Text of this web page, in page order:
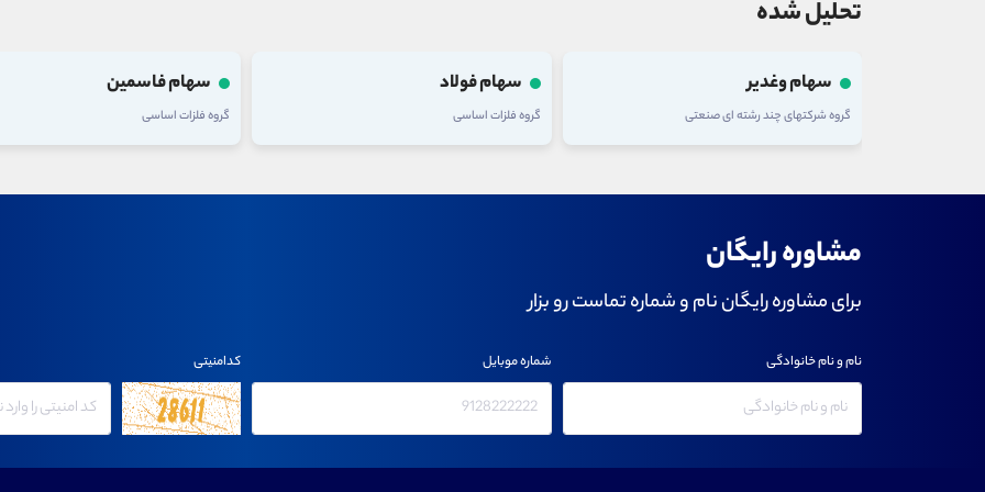
تحلیل شده
سهام وغدیر
گروه شرکتهای چند رشته ای صنعتی
سهام فولاد
گروه فلزات اساسی
سهام فاسمین
گروه فلزات اساسی
مشاوره رایگان
برای مشاوره رایگان نام و شماره تماست رو بزار
نام و نام خانوادگی شماره موبایل کدامنیتی